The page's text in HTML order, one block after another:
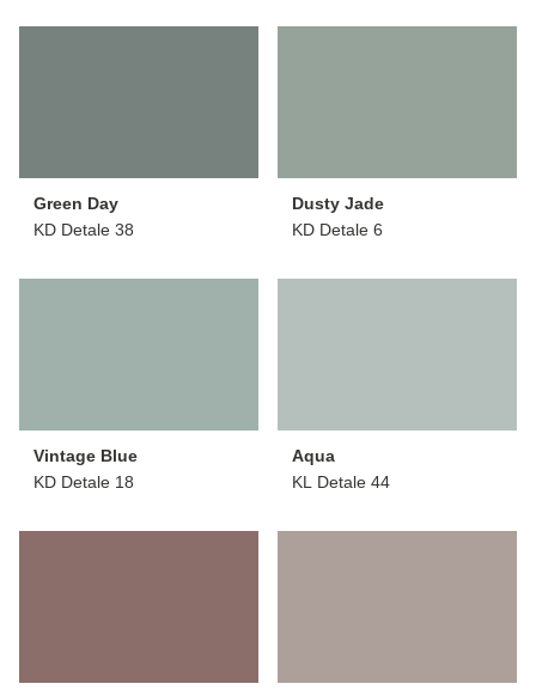
Green Day
KD Detale 38
Dusty Jade
KD Detale 6
Vintage Blue
KD Detale 18
Aqua
KL Detale 44